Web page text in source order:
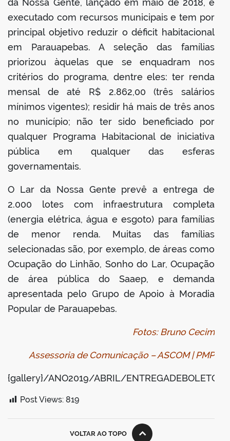
da Nossa Gente, lançado em maio de 2018, é
executado com recursos municipais e tem por
principal objetivo reduzir o déficit habitacional
em Parauapebas. A seleção das famílias
priorizou àquelas que se enquadram nos
critérios do programa, dentre eles: ter renda
mensal de até R$ 2.862,00 (três salários
mínimos vigentes); residir há mais de três anos
no município; não ter sido beneficiado por
qualquer Programa Habitacional de iniciativa
pública em qualquer das esferas
governamentais.
O Lar da Nossa Gente prevê a entrega de
2.000 lotes com infraestrutura completa
(energia elétrica, água e esgoto) para famílias
de menor renda. Muitas das famílias
selecionadas são, por exemplo, de áreas como
Ocupação do Linhão, Sonho do Lar, Ocupação
de área pública do Saaep, e demanda
apresentada pelo Grupo de Apoio à Moradia
Popular de Parauapebas.
Fotos: Bruno Cecim
Assessoria de Comunicação – ASCOM | PMP
{gallery}/ANO2019/ABRIL/
Post Views: 819
VOLTAR AO TOPO